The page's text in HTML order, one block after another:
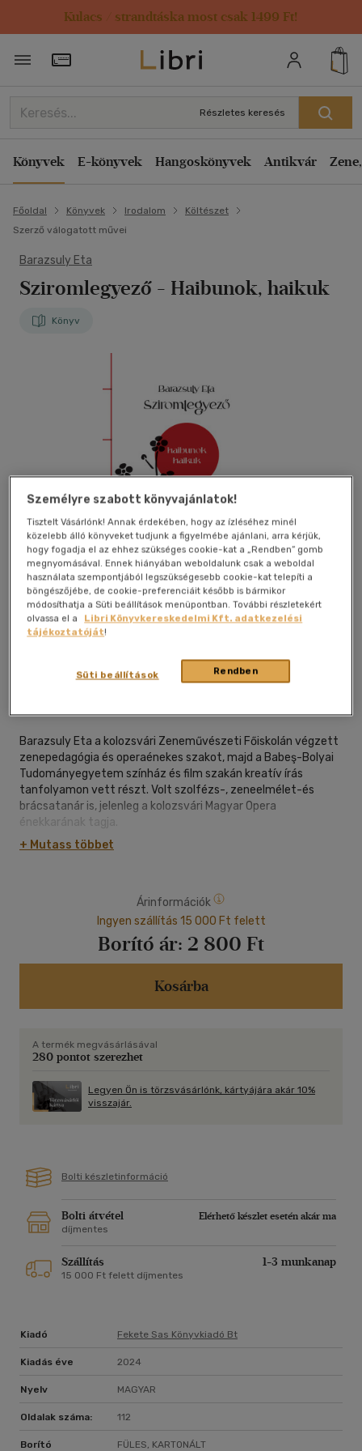
Kulacs / strandtáska most csak 1499 Ft!
Törzsvásárlói Kártya adatai
Részletes keresés
Könyvek E-könyvek Hangoskönyvek Antikvár
Főoldal Könyvek Irodalom
Költészet
Szerző válogatott művei
Barazsuly Eta
Sziromlegyező - Haibunok, haikuk
Könyv
Kívánságlistához adom
Barazsuly Eta a kolozsvári Zeneművészeti Főiskolán végzett
zenepedagógia és operaénekes szakot, majd a Babeş-Bolyai
Tudományegyetem színház és film szakán kreatív írás
tanfolyamon vett részt. Volt szolfézs-, zeneelmélet-és
brácsatanár is, jelenleg a kolozsvári Magyar Opera
énekkarának tagja.
Első regényét román nyelven közölte, amellyel elnyerte az
címen jelent meg, ezt követte második prózája, a Sorsok-
Érzelmek útvesztője. 2023-ban kiadónknál látott napvilágot
Selyemeső című haiku-kötete.
+ Mutass többet
Árinformációk
Ingyen szállítás 15 000 Ft felett
Borító ár: 2 800 Ft
Kosárba
A termék megvásárlásával
280 pontot szerezhet
Legyen Ön is törzsvásárlónk, kártyájára akár 10%
visszajár.
Bolti készletinformáció
Bolti átvétel
Elérhető készlet esetén akár ma
díjmentes
Szállítás 1-3 munkanap
15 000 Ft felett díjmentes
Kiadó Fekete Sas Könyvkiadó Bt
Kiadás éve 2024
Nyelv MAGYAR
Oldalak száma: 112
Borító FÜLES, KARTONÁLT
Személyre szabott könyvajánlatok!
Tisztelt Vásárlónk! Annak érdekében, hogy az ízléséhez minél
közelebb álló könyveket tudjunk a figyelmébe ajánlani, arra kérjük,
hogy fogadja el az ehhez szükséges cookie-kat a „Rendben” gomb
megnyomásával. Ennek hiányában weboldalunk csak a weboldal
használata szempontjából legszükségesebb cookie-kat telepíti a
böngészőjébe, de cookie-preferenciáit később is bármikor
módosíthatja a Süti beállítások menüpontban. További részletekért
olvassa el a
Libri Könyvkereskedelmi Kft. adatkezelési
tájékoztatóját!
Rendben
Süti beállítások